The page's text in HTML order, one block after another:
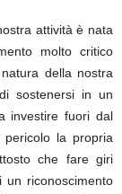
attività è nata
molto critico
della nostra
sostenersi in un
investire fuori dal
la propria
che fare giri
un riconoscimento